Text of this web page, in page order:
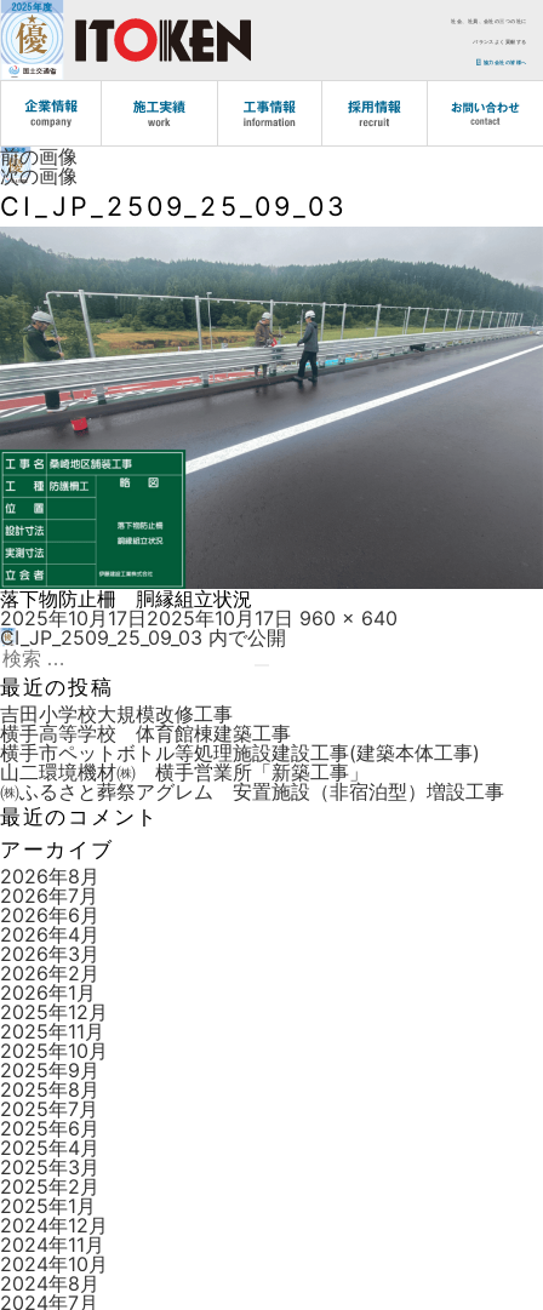
社会、社員、会社の三つの社に
バランスよく貢献する
協力会社の皆様へ
前の画像
次の画像
CI_JP_2509_25_09_03
落下物防止柵 胴縁組立状況
投
稿
日:
2025年10月17日2025年10月17日 フ
960 × 640
投
稿
ナ
ビ
ゲ
ー
シ
ョ
ン
CI_JP_2509_25_09_03 内で公開
検
索:
最近の投稿
吉田小学校大規模改修工事
横手高等学校 体育館棟建築工事
横手市ペットボトル等処理施設建設工事(建築本体工事)
山二環境機材㈱ 横手営業所「新築工事」
㈱ふるさと葬祭アグレム 安置施設（非宿泊型）増設工事
最近のコメント
アーカイブ
2026年8月
2026年7月
2026年6月
2026年4月
2026年3月
2026年2月
2026年1月
2025年12月
2025年11月
2025年10月
2025年9月
2025年8月
2025年7月
2025年6月
2025年4月
2025年3月
2025年2月
2025年1月
2024年12月
2024年11月
2024年10月
2024年8月
2024年7月